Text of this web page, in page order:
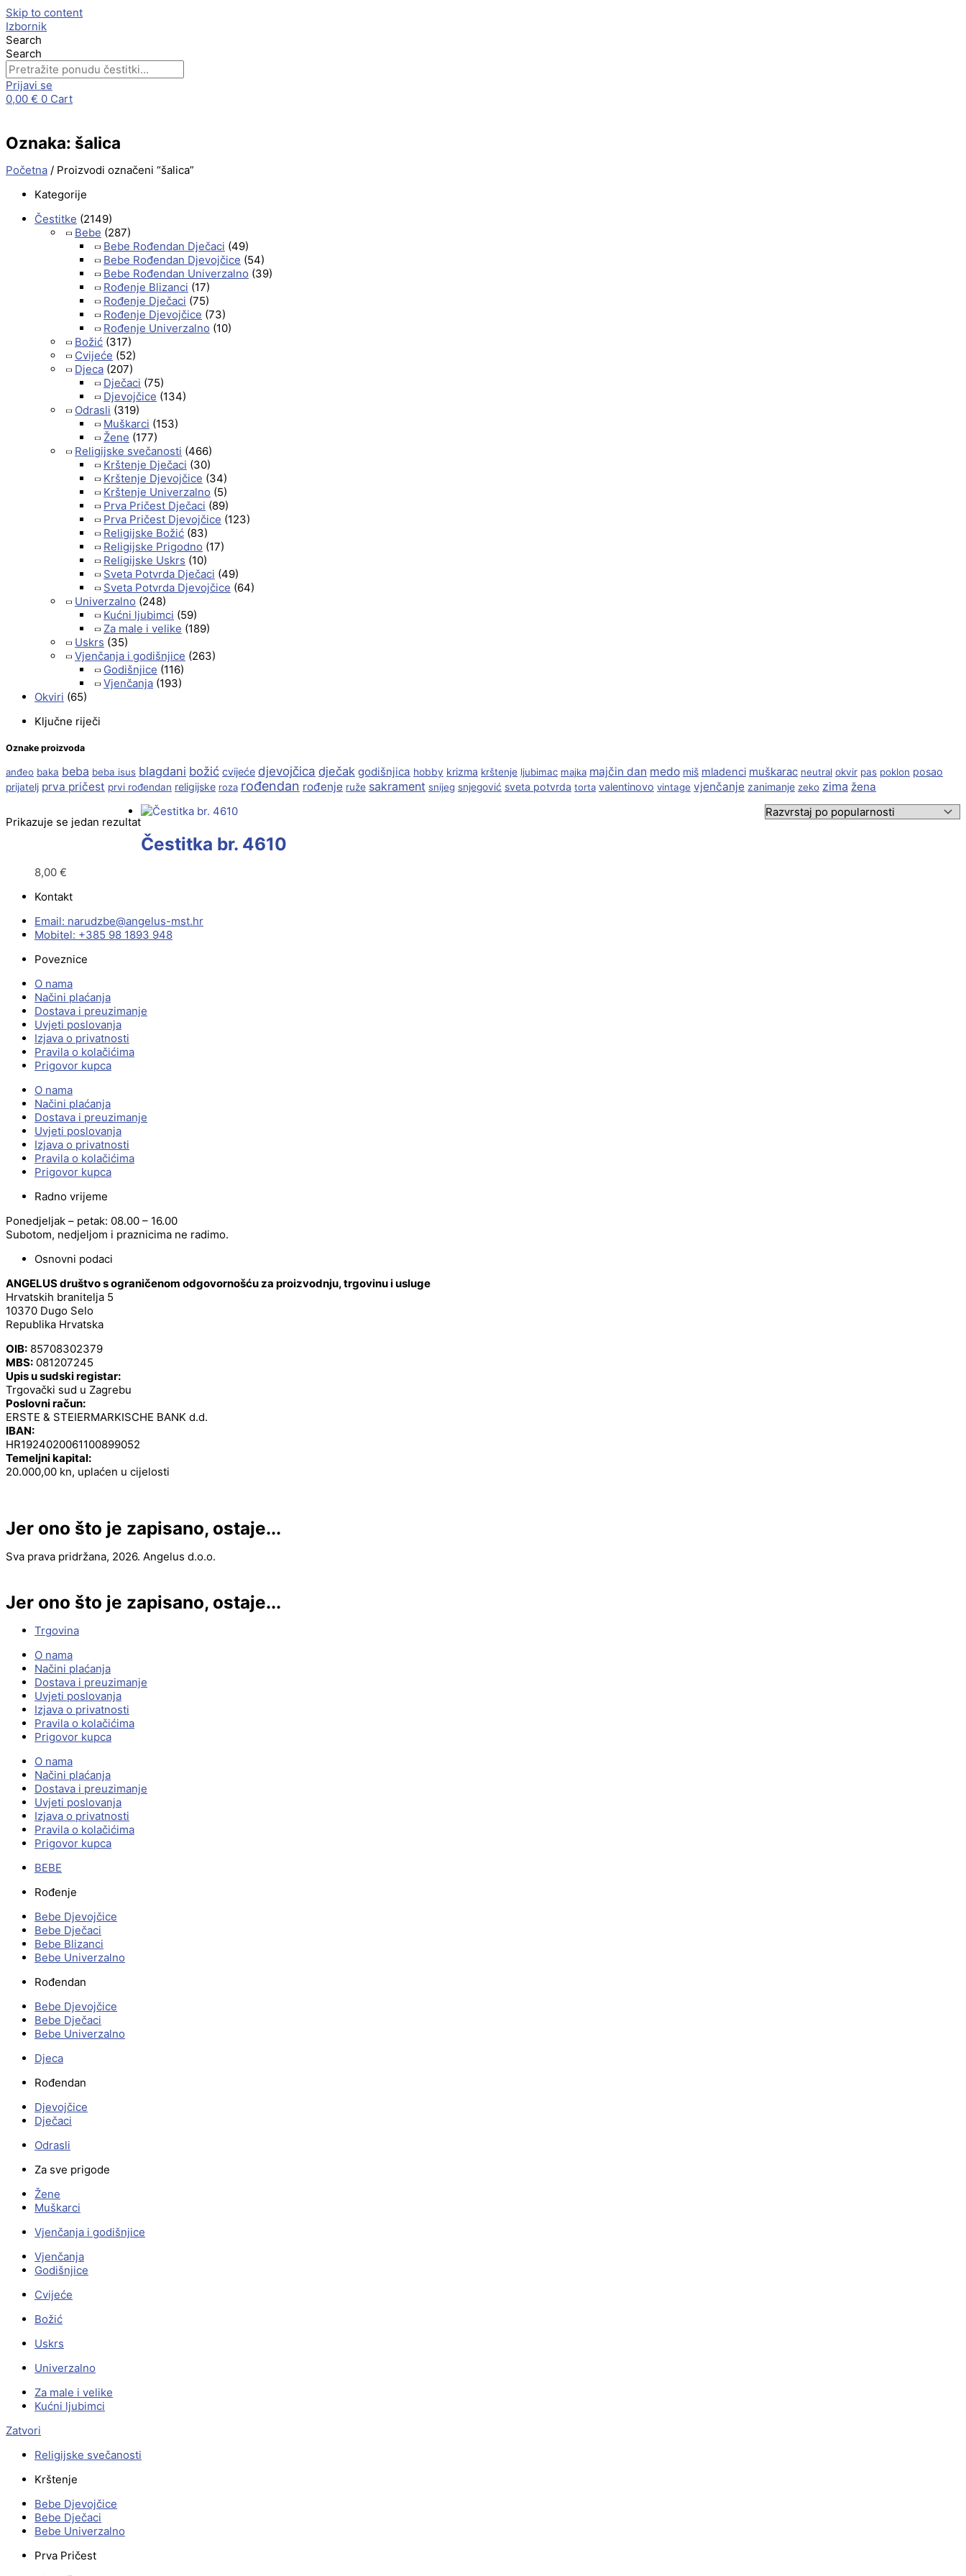
Skip to content
Izbornik
Search
Search
Prijavi se
0,00 € 0 Cart
Oznaka: šalica
Početna / Proizvodi označeni “šalica”
Kategorije
Čestitke (2149)
Bebe (287)
Bebe Rođendan Dječaci (49)
Bebe Rođendan Djevojčice (54)
Bebe Rođendan Univerzalno (39)
Rođenje Blizanci (17)
Rođenje Dječaci (75)
Rođenje Djevojčice (73)
Rođenje Univerzalno (10)
Božić (317)
Cvijeće (52)
Djeca (207)
Dječaci (75)
Djevojčice (134)
Odrasli (319)
Muškarci (153)
Žene (177)
Religijske svečanosti (466)
Krštenje Dječaci (30)
Krštenje Djevojčice (34)
Krštenje Univerzalno (5)
Prva Pričest Dječaci (89)
Prva Pričest Djevojčice (123)
Religijske Božić (83)
Religijske Prigodno (17)
Religijske Uskrs (10)
Sveta Potvrda Dječaci (49)
Sveta Potvrda Djevojčice (64)
Univerzalno (248)
Kućni ljubimci (59)
Za male i velike (189)
Uskrs (35)
Vjenčanja i godišnjice (263)
Godišnjice (116)
Vjenčanja (193)
Okviri (65)
Ključne riječi
Oznake proizvoda
anđeo baka beba beba isus blagdani božić cvijeće djevojčica dječak godišnjica hobby krizma krštenje ljubimac majka majčin dan medo miš mladenci muškarac neutral okvir pas poklon posao
prijatelj prva pričest prvi rođendan religijske roza rođendan rođenje ruže sakrament snijeg snjegović sveta potvrda torta valentinovo vintage vjenčanje zanimanje zeko zima žena
Prikazuje se jedan rezultat
Čestitka br. 4610
8,00 €
Kontakt
Email:
rh.tsm-sulegna
@ebzduran
Mobitel: +385 98 1893 948
Poveznice
O nama
Načini plaćanja
Dostava i preuzimanje
Uvjeti poslovanja
Izjava o privatnosti
Pravila o kolačićima
Prigovor kupca
O nama
Načini plaćanja
Dostava i preuzimanje
Uvjeti poslovanja
Izjava o privatnosti
Pravila o kolačićima
Prigovor kupca
Radno vrijeme
Ponedjeljak – petak: 08.00 – 16.00
Subotom, nedjeljom i praznicima ne radimo.
Osnovni podaci
ANGELUS društvo s ograničenom odgovornošću za proizvodnju, trgovinu i usluge
Hrvatskih branitelja 5
10370 Dugo Selo
Republika Hrvatska
OIB: 85708302379
MBS: 081207245
Upis u sudski registar:
Trgovački sud u Zagrebu
Poslovni račun:
ERSTE & STEIERMARKISCHE BANK d.d.
IBAN:
HR1924020061100899052
Temeljni kapital:
20.000,00 kn, uplaćen u cijelosti
Jer ono što je zapisano, ostaje...
Sva prava pridržana, 2026. Angelus d.o.o.
Jer ono što je zapisano, ostaje...
Trgovina
O nama
Načini plaćanja
Dostava i preuzimanje
Uvjeti poslovanja
Izjava o privatnosti
Pravila o kolačićima
Prigovor kupca
O nama
Načini plaćanja
Dostava i preuzimanje
Uvjeti poslovanja
Izjava o privatnosti
Pravila o kolačićima
Prigovor kupca
BEBE
Rođenje
Bebe Djevojčice
Bebe Dječaci
Bebe Blizanci
Bebe Univerzalno
Rođendan
Bebe Djevojčice
Bebe Dječaci
Bebe Univerzalno
Djeca
Rođendan
Djevojčice
Dječaci
Odrasli
Za sve prigode
Žene
Muškarci
Vjenčanja i godišnjice
Vjenčanja
Godišnjice
Cvijeće
Božić
Uskrs
Univerzalno
Za male i velike
Kućni ljubimci
Zatvori
Religijske svečanosti
Krštenje
Bebe Djevojčice
Bebe Dječaci
Bebe Univerzalno
Prva Pričest